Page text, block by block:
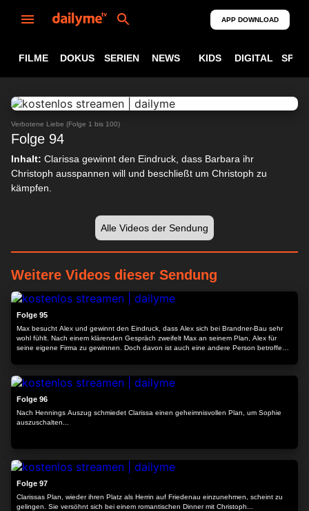
APP DOWNLOAD
FILME DOKUS SERIEN NEWS KIDS DIGITAL
Verbotene Liebe (Folge 1 bis 100)
Folge 94
Inhalt: Clarissa gewinnt den Eindruck, dass Barbara ihr
Christoph ausspannen will und beschließt um Christoph zu
kämpfen.
Alle Videos der Sendung
Weitere Videos dieser Sendung
Folge 95
Max besucht Alex und gewinnt den Eindruck, dass Alex sich bei Brandner-Bau sehr
wohl fühlt. Nach einem klärenden Gespräch zweifelt Max an seinem Plan, Alex für
seine eigene Firma zu gewinnen. Doch davon ist auch eine andere Person betroffen:
Folge 96
Nach Hennings Auszug schmiedet Clarissa einen geheimnisvollen Plan, um Sophie
auszuschalten...
Folge 97
Clarissas Plan, wieder ihren Platz als Herrin auf Friedenau einzunehmen, scheint zu
gelingen. Sie versöhnt sich bei einem romantischen Dinner mit Christoph...